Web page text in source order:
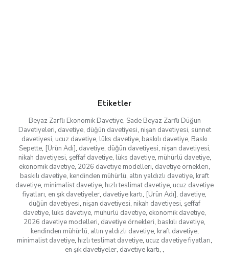
Etiketler
Beyaz Zarflı Ekonomik Davetiye, Sade Beyaz Zarflı Düğün
Davetiyeleri, davetiye, düğün davetiyesi, nişan davetiyesi, sünnet
davetiyesi, ucuz davetiye, lüks davetiye, baskılı davetiye, Baskı
Sepette, [Ürün Adı], davetiye, düğün davetiyesi, nişan davetiyesi,
nikah davetiyesi, şeffaf davetiye, lüks davetiye, mühürlü davetiye,
ekonomik davetiye, 2026 davetiye modelleri, davetiye örnekleri,
baskılı davetiye, kendinden mühürlü, altın yaldızlı davetiye, kraft
davetiye, minimalist davetiye, hızlı teslimat davetiye, ucuz davetiye
fiyatları, en şık davetiyeler, davetiye kartı, [Ürün Adı], davetiye,
düğün davetiyesi, nişan davetiyesi, nikah davetiyesi, şeffaf
davetiye, lüks davetiye, mühürlü davetiye, ekonomik davetiye,
2026 davetiye modelleri, davetiye örnekleri, baskılı davetiye,
kendinden mühürlü, altın yaldızlı davetiye, kraft davetiye,
minimalist davetiye, hızlı teslimat davetiye, ucuz davetiye fiyatları,
en şık davetiyeler, davetiye kartı, ,